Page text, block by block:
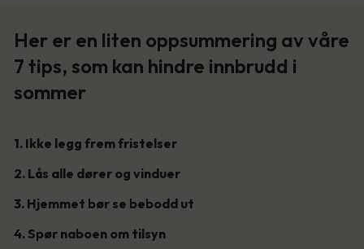
Her er en liten oppsummering av våre
7 tips, som kan hindre innbrudd i
sommer
1. Ikke legg frem fristelser
2. Lås alle dører og vinduer
3. Hjemmet bør se bebodd ut
4. Spør naboen om tilsyn